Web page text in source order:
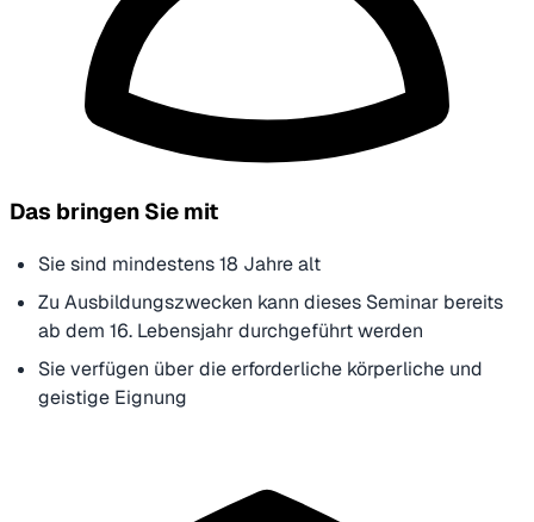
Das bringen Sie mit
Sie sind mindestens 18 Jahre alt
Zu Ausbildungszwecken kann dieses Seminar bereits
ab dem 16. Lebensjahr durchgeführt werden
Sie verfügen über die erforderliche körperliche und
geistige Eignung